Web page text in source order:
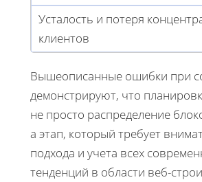
Усталость и потеря
клиентов
Вышеописанные ошибки при
демонстрируют, что
не просто распределение
а этап, который требует
подхода и учета всех
тенденций в области веб-